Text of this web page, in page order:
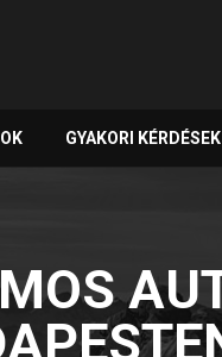
GYAKORI KÉRDÉSEK